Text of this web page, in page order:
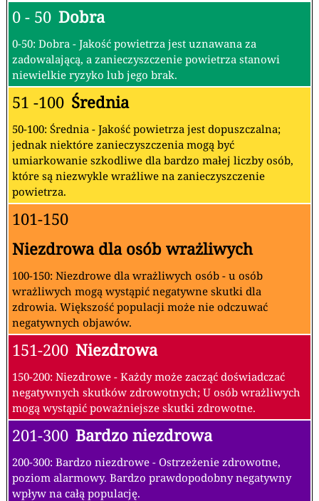
0 - 50 Dobra
0-50: Dobra - Jakość powietrza jest uznawana za
zadowalającą, a zanieczyszczenie powietrza stanowi
niewielkie ryzyko lub jego brak.
51 -100 Średnia
50-100: Średnia - Jakość powietrza jest dopuszczalna;
jednak niektóre zanieczyszczenia mogą być
umiarkowanie szkodliwe dla bardzo małej liczby osób,
które są niezwykle wrażliwe na zanieczyszczenie
powietrza.
101-150
Niezdrowa dla osób wrażliwych
100-150: Niezdrowe dla wrażliwych osób - u osób
wrażliwych mogą wystąpić negatywne skutki dla
zdrowia. Większość populacji może nie odczuwać
negatywnych objawów.
151-200 Niezdrowa
150-200: Niezdrowe - Każdy może zacząć doświadczać
negatywnych skutków zdrowotnych; U osób wrażliwych
mogą wystąpić poważniejsze skutki zdrowotne.
201-300 Bardzo niezdrowa
200-300: Bardzo niezdrowe - Ostrzeżenie zdrowotne,
poziom alarmowy. Bardzo prawdopodobny negatywny
wpływ na całą populację.